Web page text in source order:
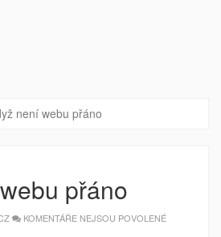
není webu přáno
přáno
KOMENTÁŘE NEJSOU POVOLENÉU